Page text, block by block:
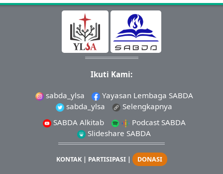
Ikuti Kami:
sabda_ylsa
Yayasan Lembaga SABDA
sabda_ylsa
Selengkapnya
SABDA Alkitab
Podcast SABDA
Slideshare SABDA
KONTAK| PARTISIPASI| DONASI